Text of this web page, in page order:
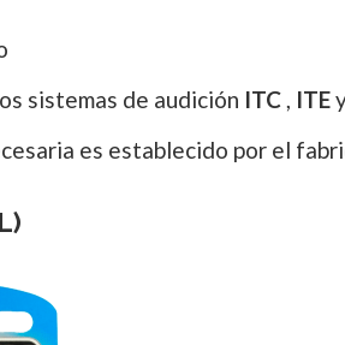
sistemas de audición ITC, ITE
es establecido por el